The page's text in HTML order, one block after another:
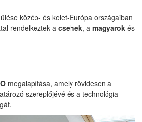
közép- és kelet-Európa országaiban
rendelkeztek a csehek, a magyarok és
megalapítása, amely rövidesen a
szereplőjévé és a technológia